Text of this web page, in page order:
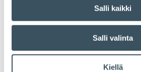
Salli kaikki
Salli valinta
Kiellä
EU-komissio
kansallisen
ilmastotyössä